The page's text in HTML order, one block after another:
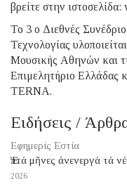
βρείτε στην
Το 3 ο Διεθνές
Τεχνολογίας
Μουσικής Αθηνών και
Επιμελητήριο Ελλάδας
TERNA.
Ειδήσεις /
Εφημερίς Εστία
Ἑπτά μῆνες ἀνενεργά τά
2026